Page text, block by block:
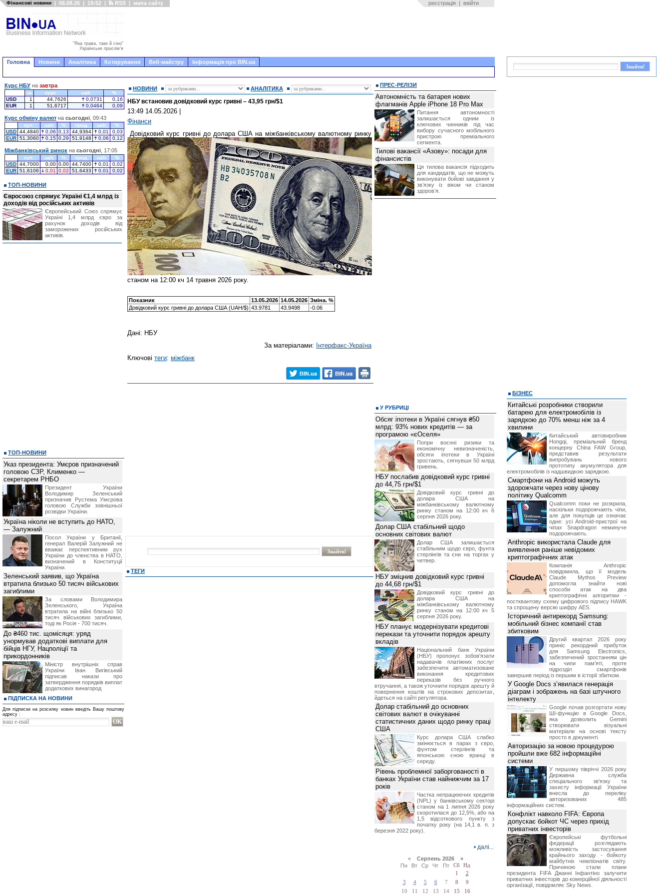
Фінансові новини | 06.08.26 | 19:52 | RSS | мапа сайту реєстрація | ввійти
"Яка трава, таке й сіно"
Українське прислів'я
Головна Новини Аналітика Котирування Веб-майстру Інформація про BIN.ua
НОВИНИ АНАЛІТИКА
НБУ встановив довідковий курс гривні – 43,95 грн/$1
13:49 14.05.2026
Фінанси
Довідковий курс гривні до долара США на міжбанківському валютному ринку
станом на 12:00 кч 14 травня 2026 року.
Показник 13.05.2026 14.05.2026 Зміна. %
Довідковий курс гривні до долара США (UAH/$) 43.9781 43.9498 -0.06
Дані: НБУ
За матеріалами: Інтерфакс-Україна
Ключові теги: міжбанк
ТЕГИ
Курс НБУ на завтра
за курс uah
%
USD
1 44,7626 0,0731
0,16
EUR
1 51,6717 0,0464 0,09
Курс обміну валют на сьогодні , 09:43
куп. uah % прод. uah
%
USD 44,4840 0,06 0,13 44,9364 0,01
0,03
EUR 51,3060 0,15 0,29 51,9148 0,06 0,12
Міжбанківський ринок на сьогодні , 17:05
куп. uah % прод. uah
%
USD 44,7000 0,00 0,00 44,7400 0,01
0,02
EUR 51,6106 0,01 0,02 51,6433 0,01 0,02
ТОП-НОВИНИ
Євросоюз спрямує Україні €1,4 млрд із
доходів від російських активів
Європейський Союз спрямує
Україні 1,4 млрд євро за
рахунок доходів від
заморожених російських
активів.
ТОП-НОВИНИ
Указ президента: Умєров призначений
головою СЗР, Клименко —
секретарем РНБО
Президент України
Володимир Зеленський
призначив Pустема Умєрова
головою Служби зовнішньої
розвідки України.
Україна ніколи не вступить до НАТО,
— Залужний
Посол України у Британії,
генерал Валерій Залужний не
вважає перспективним рух
України до членства в НАТО,
визначений в Конституції
України.
Зеленський заявив, що Україна
втратила близько 50 тисяч військових
загиблими
За словами Володимира
Зеленського, Україна
втратила на війні близько 50
тисяч військових загиблими,
тоді як Росія - 700 тисяч.
До ₴460 тис. щомісяця: уряд
унормував додаткові виплати для
бійців НГУ, Нацполіції та
прикордонників
Міністр внутрішніх справ
України Іван Вигівський
підписав накази про
затвердження порядків виплат
додаткових винагород
ПІДПИСКА НА НОВИНИ
Для підписки на розсилку новин введіть Вашу поштову
адресу :
ПРЕС-РЕЛІЗИ
Автономність та батарея нових
флагманів Apple iPhone 18 Pro Max
Питання автономності
залишається одним із
ключових чинників під час
вибору сучасного мобільного
пристрою преміального
сегмента.
Тилові вакансії «Азову»: посади для
фінансистів
Ця тилова вакансія підходить
для кандидатів, що не можуть
виконувати бойові завдання у
звʼязку із віком чи станом
здоровʼя.
У РУБРИЦІ
Обсяг іпотеки в Україні сягнув ₴50
млрд: 93% нових кредитів — за
програмою «єОселя»
Попри воєнні ризики та
економічну невизначеність,
обсяги іпотеки в Україні
зростають, сягнувши 50 млрд
гривень.
НБУ послабив довідковий курс гривні
до 44,75 грн/$1
Довідковий курс гривні до
долара США на
міжбанківському валютному
ринку станом на 12:00 кч 6
серпня 2026 року.
Долар США стабільний щодо
основних світових валют
Долар США залишається
стабільним щодо євро, фунта
стерлінгів та єни на торгах у
четвер.
НБУ зміцнив довідковий курс гривні
до 44,68 грн/$1
Довідковий курс гривні до
долара США на
міжбанківському валютному
ринку станом на 12:00 кч 5
серпня 2026 року.
НБУ планує модернізувати кредитові
перекази та уточнити порядок арешту
вкладів
Національний банк України
(НБУ) пропонує зобов'язати
надавачів платіжних послуг
забезпечити автоматизоване
виконання кредитових
переказів без ручного
втручання, а також уточнити порядок арешту й
повернення коштів на строкових депозитах,
йдеться на сайті регулятора.
Долар стабільний до основних
світових валют в очікуванні
статистичних даних щодо ринку праці
США
Курс долара США слабко
змінюється в парах з євро,
фунтом стерлінгів та
японською єною вранці в
середу.
Рівень проблемної заборгованості в
банках України став найнижчим за 17
років
Частка непрацюючих кредитів
(NPL) у банківському секторі
станом на 1 липня 2026 року
скоротилася до 12,5%, або на
1,5 відсоткового пункту з
початку року (на 14,1 в. п. з
березня 2022 року).
• далі...
«Серпень 2026 »
Пн
Вт Ср Чт Пт Сб
Нд
1
2
3
4 5 6 7 8
9
10
11 12 13 14 15 16
БІЗНЕС
Китайські розробники створили
батарею для електромобілів із
зарядкою до 70% менш ніж за 4
хвилини
Китайський автовиробник
Hongqi, преміальний бренд
концерну China FAW Group,
представив результати
випробувань нового
прототипу акумулятора для
електромобілів із надшвидкою зарядкою.
Смартфони на Android можуть
здорожчати через нову цінову
політику Qualcomm
Qualcomm поки не розкрила,
наскільки подорожчають чіпи,
але для покупців це означає
одне: усі Android-пристрої на
чіпах Snapdragon неминуче
подорожчають.
Anthropic використала Claude для
виявлення раніше невідомих
криптографічних атак
Компанія Anthropic
повідомила, що її модель
Claude Mythos Preview
допомогла знайти нові
способи атак на два
криптографічні алгоритми -
постквантову схему цифрового підпису HAWK
та спрощену версію шифру AES.
Історичний антирекорд Samsung:
мобільний бізнес компанії став
збитковим
Другий квартал 2026 року
приніс рекордний прибуток
для Samsung Electronics,
забезпечений зростанням цін
на чипи пам'яті, проте
підрозділ смартфонів
завершив період із першим в історії збитком.
У Google Docs з’явилася генерація
діаграм і зображень на базі штучного
інтелекту
Google почав розгортати нову
ШІ-функцію в Google Docs,
яка дозволить Gemini
створювати візуальні
матеріали на основі тексту
просто в документі.
Авторизацію за новою процедурою
пройшли вже 682 інформаційні
системи
У першому півріччі 2026 року
Державна служба
спеціального зв'язку та
захисту інформації України
внесла до переліку
авторизованих 485
інформаційних систем.
Конфлікт навколо FIFA: Європа
допускає бойкот ЧС через прихід
приватних інвесторів
Європейські футбольні
федерації розглядають
можливість застосування
крайнього заходу - бойкоту
майбутніх чемпіонатів світу.
Причиною стали плани
президента FIFA Джанні Інфантіно залучити
приватних інвесторів до комерційної діяльності
організації, повідомляє Sky News.